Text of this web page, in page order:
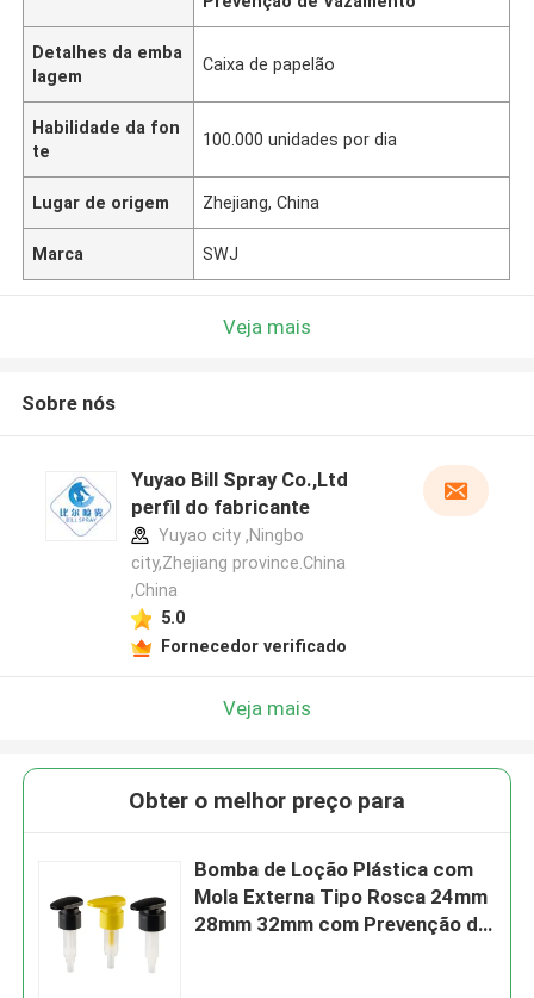
Detalhes da emba
lagem
Caixa de papelão
Habilidade da fon
te
100.000 unidades por dia
Lugar de origem Zhejiang, China
Marca SWJ
Veja mais
Sobre nós
Yuyao Bill Spray Co.,Ltd
perfil do fabricante
Yuyao city ,Ningbo
city,Zhejiang province.China
,China
5.0
Fornecedor verificado
Veja mais
Obter o melhor preço para
Bomba de Loção Plástica com
Mola Externa Tipo Rosca 24mm
28mm 32mm com Prevenção de